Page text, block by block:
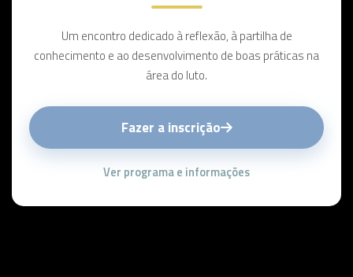
Um encontro dedicado à reflexão, à partilha de
conhecimento e ao desenvolvimento de boas práticas na
área do luto.
Fazer a inscrição
Ver programa e informações